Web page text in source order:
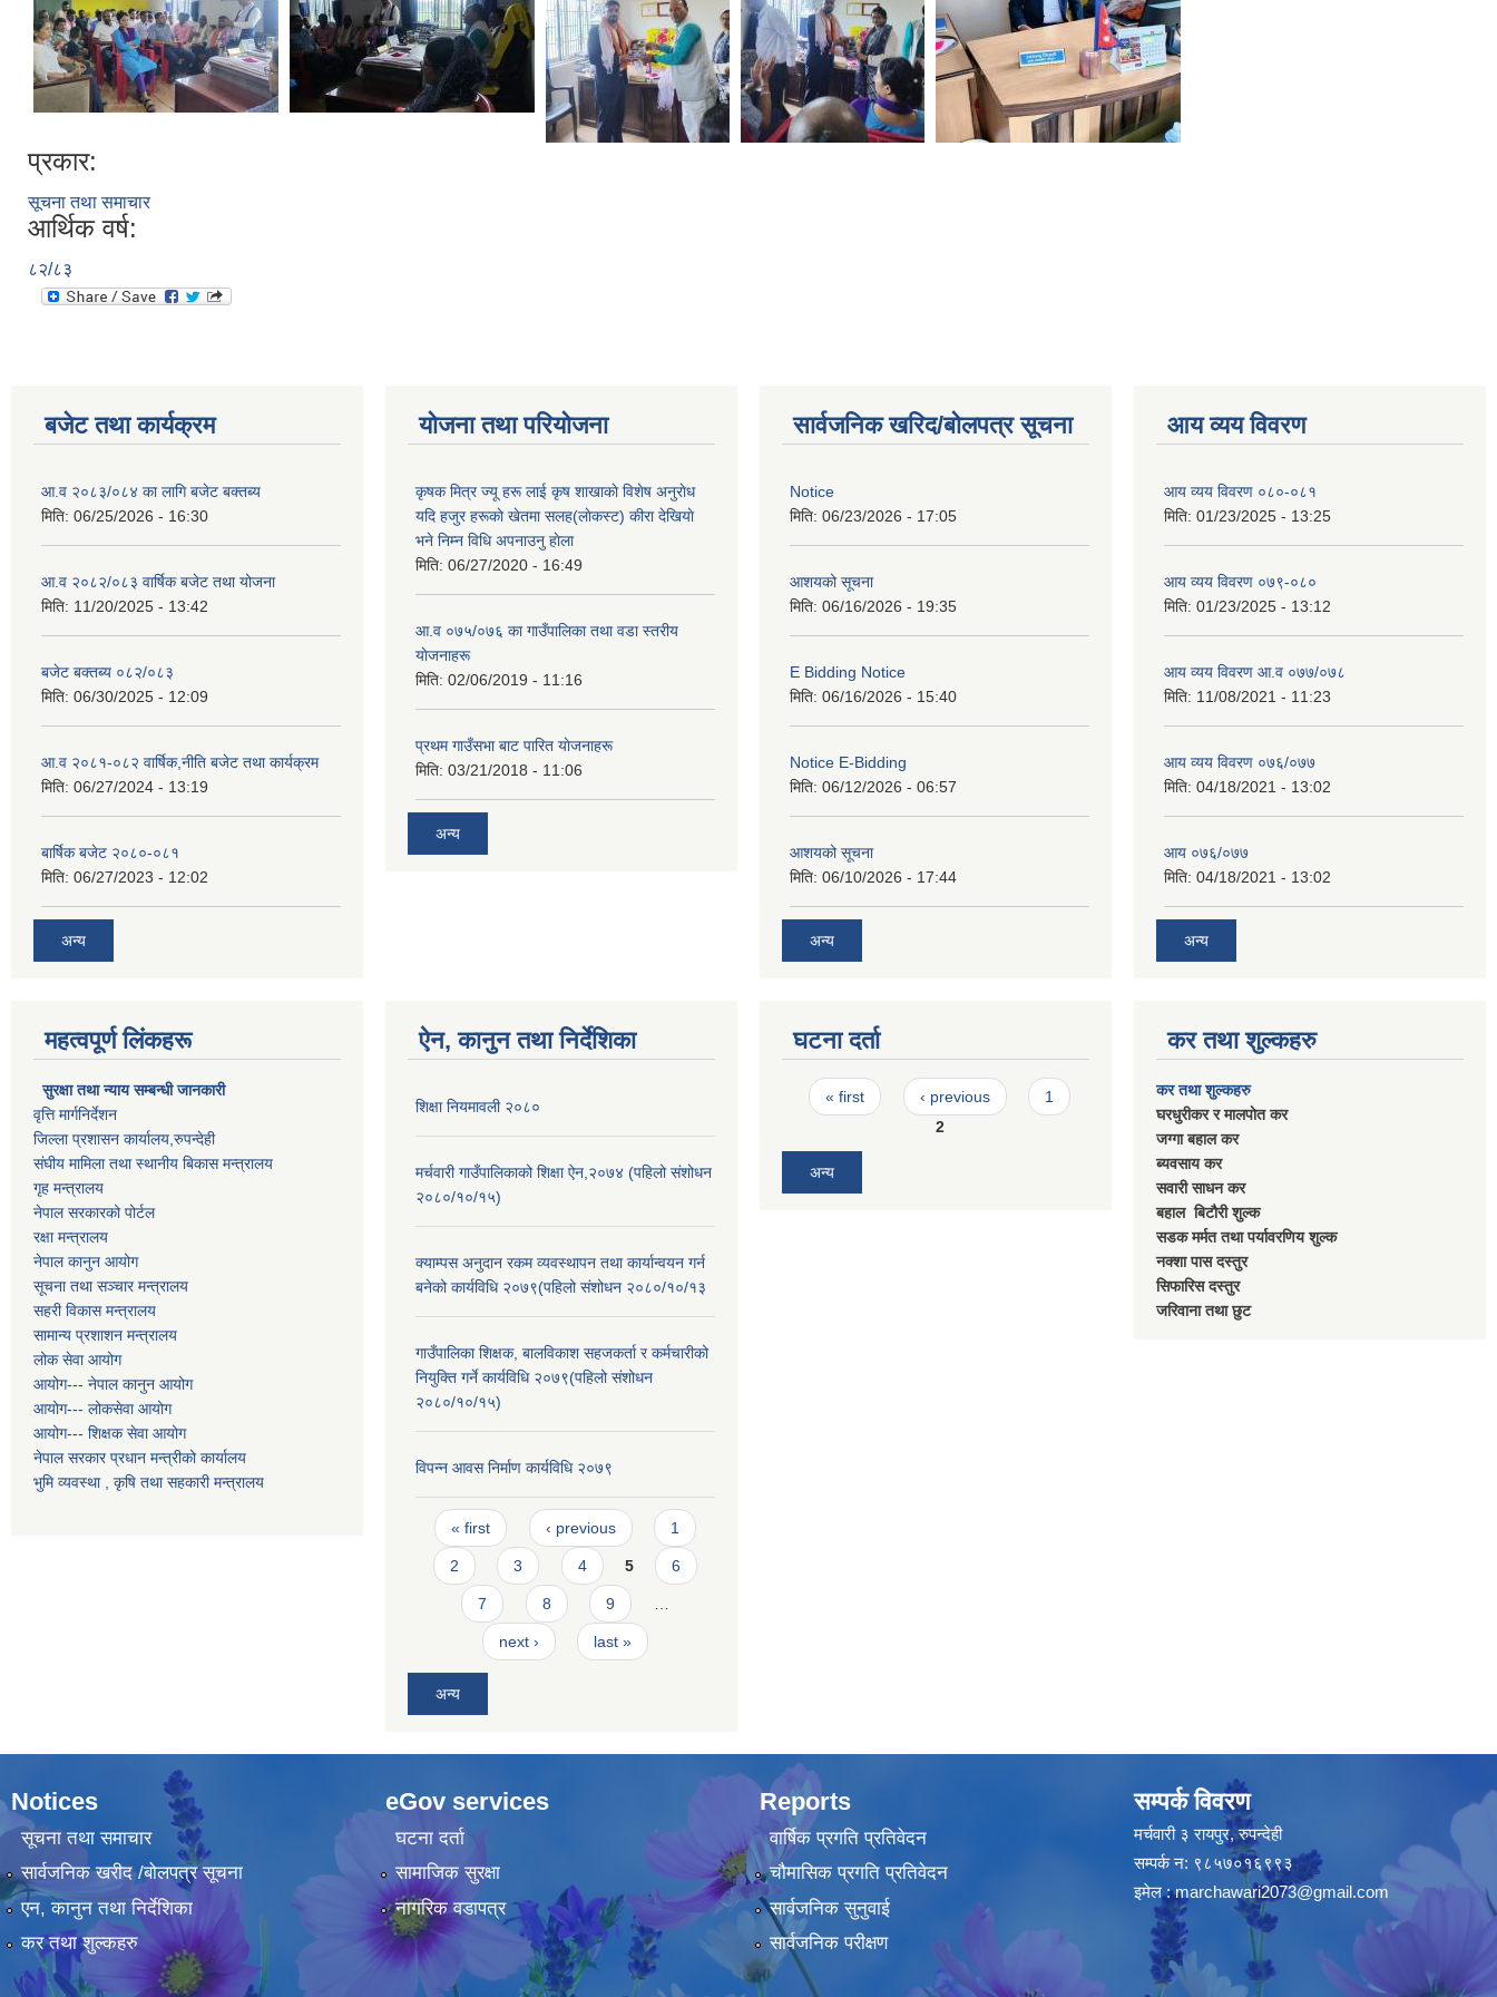
प्रकार:
सूचना तथा समाचार
आर्थिक वर्ष:
८२/८३
बजेट तथा कार्यक्रम
आ.व २०८३/०८४ का लागि बजेट बक्तब्य
मिति: 06/25/2026 - 16:30
आ.व २०८२/०८३ वार्षिक बजेट तथा योजना
मिति: 11/20/2025 - 13:42
बजेट बक्तब्य ०८२/०८३
मिति: 06/30/2025 - 12:09
आ.व २०८१-०८२ वार्षिक,नीति बजेट तथा कार्यक्रम
मिति: 06/27/2024 - 13:19
बार्षिक बजेट २०८०-०८१
मिति: 06/27/2023 - 12:02
अन्य
योजना तथा परियोजना
कृषक मित्र ज्यू हरू लाई कृष शाखाकाे विशेष अनुराेध
यदि हजुर हरूकाे खेतमा सलह(लाेकस्ट) कीरा देखियाे
भने निम्न विधि अपनाउनु हाेला
मिति: 06/27/2020 - 16:49
आ‍.व ०७५/०७६ का गाउँपालिका तथा वडा स्तरीय
याेजनाहरू
मिति: 02/06/2019 - 11:16
प्रथम गाउँसभा बाट पारित याेजनाहरू
मिति: 03/21/2018 - 11:06
अन्य
सार्वजनिक खरिद/बोलपत्र सूचना
Notice
मिति: 06/23/2026 - 17:05
आशयको सूचना
मिति: 06/16/2026 - 19:35
E Bidding Notice
मिति: 06/16/2026 - 15:40
Notice E-Bidding
मिति: 06/12/2026 - 06:57
आशयको सूचना
मिति: 06/10/2026 - 17:44
अन्य
आय व्यय विवरण
आय व्यय विवरण ०८०-०८१
मिति: 01/23/2025 - 13:25
आय व्यय विवरण ०७९-०८०
मिति: 01/23/2025 - 13:12
आय व्यय विवरण आ.व ०७७/०७८
मिति: 11/08/2021 - 11:23
आय व्यय विवरण ०७६/०७७
मिति: 04/18/2021 - 13:02
आय ०७६/०७७
मिति: 04/18/2021 - 13:02
अन्य
महत्वपूर्ण लिंकहरू
सुरक्षा तथा न्याय सम्बन्धी जानकारी
वृत्ति मार्गनिर्देशन
जिल्ला प्रशासन कार्यालय,रुपन्देही
संघीय मामिला तथा स्थानीय बिकास मन्त्रालय
गृह मन्त्रालय
नेपाल सरकारको पोर्टल
रक्षा मन्त्रालय
नेपाल कानुन आयोग
सूचना तथा सञ्चार मन्त्रालय
सहरी विकास मन्त्रालय
सामान्य प्रशाशन मन्त्रालय
लोक सेवा आयोग
आयोग--- नेपाल कानुन आयोग
आयोग--- लोकसेवा आयोग
आयोग--- शिक्षक सेवा आयोग
नेपाल सरकार प्रधान मन्त्रीको कार्यालय
भुमि व्यवस्था , कृषि तथा सहकारी मन्त्रालय
ऐन, कानुन तथा निर्देशिका
शिक्षा नियमावली २०८०
मर्चवारी गाउँपालिकाको शिक्षा ऐन,२०७४ (पहिलो संशोधन
२०८०/१०/१५)
क्याम्पस अनुदान रकम व्यवस्थापन तथा कार्यान्वयन गर्न
बनेको कार्यविधि २०७९(पहिलो संशोधन २०८०/१०/१३
गाउँपालिका शिक्षक, बालविकाश सहजकर्ता र कर्मचारीको
नियुक्ति गर्ने कार्यविधि २०७९(पहिलो संशोधन
२०८०/१०/१५)
विपन्न आवस निर्माण कार्यविधि २०७९
Pages
« first ‹ previous 1
2 3 4 5 6
7 8 9
next › last »
अन्य
घटना दर्ता
Pages
« first ‹ previous
1
2
अन्य
कर तथा शुल्कहरु
कर तथा शुल्कहरु
घरधुरीकर र मालपाेत कर
जग्गा बहाल कर
ब्यवसाय कर
सवारी साधन कर
बहाल बिटाैरी शुल्क
सडक मर्मत तथा पर्यावरणिय शुल्क
नक्शा पास दस्तुर
सिफारिस दस्तुर
जरिवाना तथा छुट
Notices
सूचना तथा समाचार
सार्वजनिक खरीद /बोलपत्र सूचना
एन, कानुन तथा निर्देशिका
कर तथा शुल्कहरु
eGov services
घटना दर्ता
सामाजिक सुरक्षा
नागरिक वडापत्र
Reports
वार्षिक प्रगति प्रतिवेदन
चौमासिक प्रगति प्रतिवेदन
सार्वजनिक सुनुवाई
सार्वजनिक परीक्षण
सम्पर्क विवरण
मर्चवारी ३ रायपुर, रुपन्देही
सम्पर्क न: ९८५७०१६९९३
इमेल :marchawari2073@gmail.com